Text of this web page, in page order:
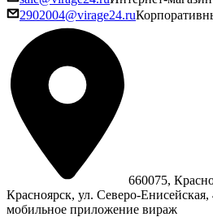
2902004@virage24.ru
660075,
Красноярск, ул. Северо‑Енисейская,
мобильное приложение вираж